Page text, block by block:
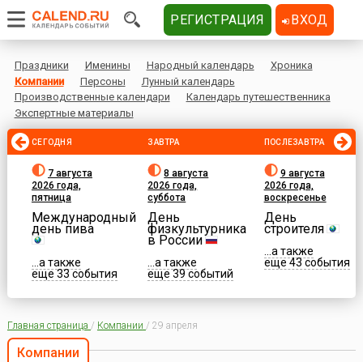
Праздники Именины Народный календарь
Хроника
Компании
Персоны
Лунный календарь
Производственные календари
Календарь путешественника
Экспертные материалы
СЕГОДНЯ
7 августа
2026 года,
пятница
Международный
день пива
...а также
еще 33 события
ЗАВТРА
8 августа
2026 года,
суббота
День
физкультурника
в России
...а также
еще 39 событий
ПОСЛЕЗАВТРА
9 августа
2026 года,
воскресенье
День
строителя
...а также
еще 43 события
Главная страница / Компании / 29 апреля
Компании
РЕГИСТРАЦИЯ ВХОД